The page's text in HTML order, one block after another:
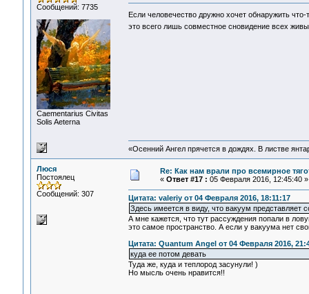
Сообщений: 7735
Сaementarius Civitas
Solis Aeterna
Если человечество дружно хочет обнаружить
это всего лишь совместное сновидение всех
«Осенний Ангел прячется в дождях. В листве
Люся
Постоялец
Сообщений: 307
Re: Как нам врали про всемирное
« Ответ #17 : 05 Февраля 2016, 12:45:40 »
Цитата: valeriy от 04 Февраля 2016, 18:11:17
Здесь имеется в виду, что вакуум представляет
А мне кажется, что тут рассуждения попали в
это самое пространство. А если у вакуума нет
Цитата: Quantum Angel от 04 Февраля 2016,
куда ее потом девать
Туда же, куда и теплород засунули! )
Но мысль очень нравится!!